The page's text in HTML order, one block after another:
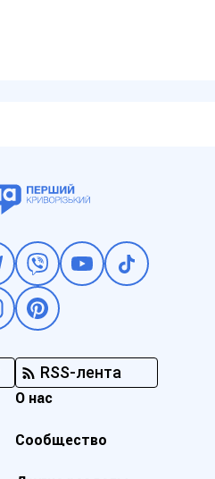
RSS-лента
О нас
Сообщество